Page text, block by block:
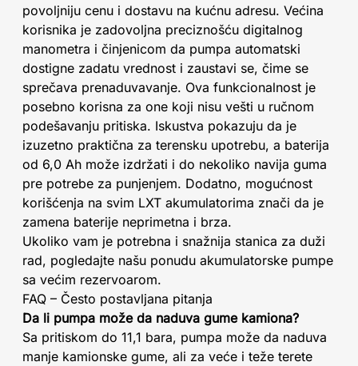
povoljniju cenu i dostavu na kućnu adresu. Većina
korisnika je zadovoljna preciznošću digitalnog
manometra i činjenicom da pumpa automatski
dostigne zadatu vrednost i zaustavi se, čime se
sprečava prenaduvavanje. Ova funkcionalnost je
posebno korisna za one koji nisu vešti u ručnom
podešavanju pritiska. Iskustva pokazuju da je
izuzetno praktična za terensku upotrebu, a baterija
od 6,0 Ah može izdržati i do nekoliko navija guma
pre potrebe za punjenjem. Dodatno, mogućnost
korišćenja na svim LXT akumulatorima znači da je
zamena baterije neprimetna i brza.
Ukoliko vam je potrebna i snažnija stanica za duži
rad, pogledajte našu ponudu akumulatorske pumpe
sa većim rezervoarom.
FAQ – Često postavljana pitanja
Da li pumpa može da naduva gume kamiona?
Sa pritiskom do 11,1 bara, pumpa može da naduva
manje kamionske gume, ali za veće i teže terete